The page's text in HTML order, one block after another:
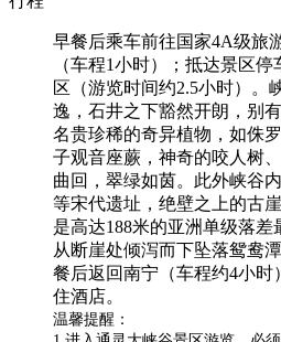
早餐后乘车前往国家4A级旅
（车程1小时）；抵达景区
区（游览时间约2.5小时）。
逸，石井之下豁然开朗，别
名贵珍稀的奇异植物，如侏
子观音座蕨，神奇的咬人树
曲回，翠绿如茵。此外峡谷
等宋代遗址，绝壁之上的古
是高达188米的亚洲单级落
从断崖处倾泻而下坠落鸳鸯
餐后返回南宁（车程约4小时
住酒店。
温馨提醒：